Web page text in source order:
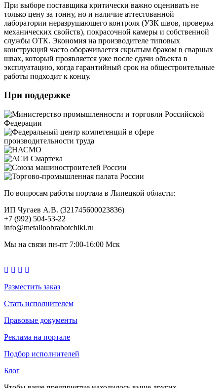
При выборе поставщика критически важно оценивать не
только цену за тонну, но и наличие аттестованной
лаборатории неразрушающего контроля (УЗК швов, проверка
механических свойств), покрасочной камеры и собственной
службы ОТК. Экономия на производителе типовых
конструкций часто оборачивается скрытым браком в сварных
швах, который проявляется уже после сдачи объекта в
эксплуатацию, когда гарантийный срок на общестроительные
работы подходит к концу.
При поддержке
По вопросам работы портала в Липецкой области:
ИП Чугаев А.В. (321745600023836)
+7 (992) 504-53-22
info@metalloobrabotchiki.ru
Мы на связи пн-пт 7:00-16:00 Мск
Разместить заказ
Стать исполнителем
Правовые документы
Реклама на портале
Подбор исполнителей
Блог